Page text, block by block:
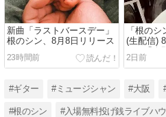
新曲「ラストバースデー」
根のシン、8月8日リリース
23時間前
「根の
(生配信)
8/29「人
ス」
2日前
#ギター #ミュージシャン #大阪
#根のシン #入場無料投げ銭ライブハ